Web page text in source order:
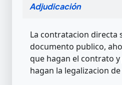
Adjudicación
La contratacion directa
documento publico,
que hagan el contrato
hagan la legalizacion